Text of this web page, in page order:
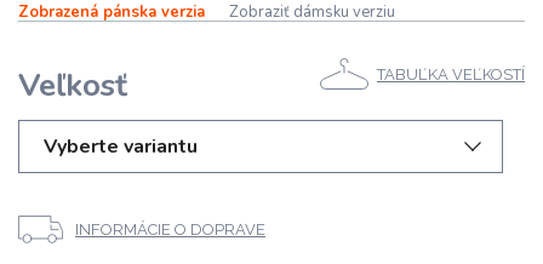
Zobrazená pánska verzia Zobraziť dámsku verziu
Veľkosť TABUĽKA VEĽKOSTÍ
Vyberte variantu
INFORMÁCIE O DOPRAVE